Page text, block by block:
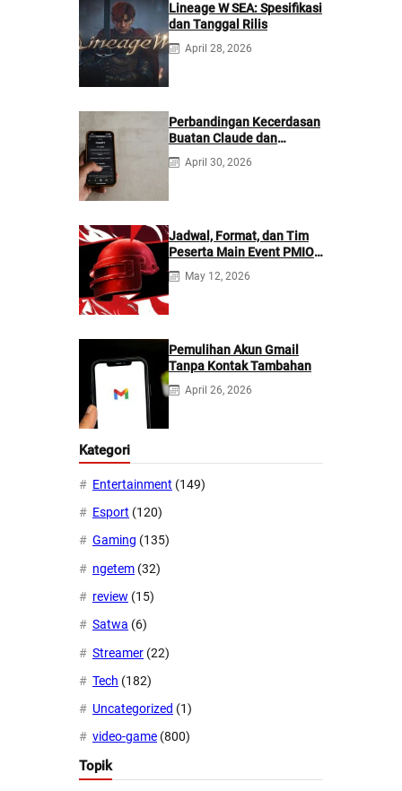
Lineage W SEA: Spesifikasi
dan Tanggal Rilis
April 28, 2026
Perbandingan Kecerdasan
Buatan Claude dan
ChatGPT: Mana yang
Lebih Baik?
April 30, 2026
Jadwal, Format, dan Tim
Peserta Main Event PMIO
2026
May 12, 2026
Pemulihan Akun Gmail
Tanpa Kontak Tambahan
April 26, 2026
Kategori
Entertainment (149)
Esport (120)
Gaming (135)
ngetem (32)
review (15)
Satwa (6)
Streamer (22)
Tech (182)
Uncategorized (1)
video-game (800)
Topik